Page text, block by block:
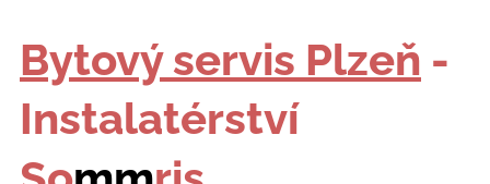
Bytový servis Plzeň -
Instalatérství